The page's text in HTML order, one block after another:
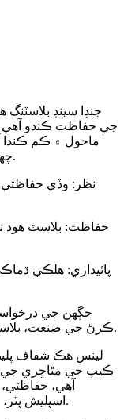
جنڊا سينڊ
جي حفاظت ڪندو آهي
ماحول ۾ ڪم ڪندا
چهري کي باریک ملبے کان بچائڻ لاءِ بهترين آهي.
نظر: وڏي
حفاظت: بلاسٽ هوڊ
پائيداري: هلڪي
جڳهن جي
ڪرڻ جي صنعت، بلاسٽنگ جي صنعت، مٽي پيدا ڪرڻ واري صنعت.
لينس هڪ شفاف
ڪيپ جي مٿاڇري جي
آهي،
اسپليش پٿر، ۽ ٻين حفاظتي موقعن تي استعمال ڪرڻ لاءِ.